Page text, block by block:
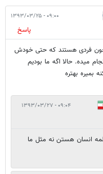
۰۹:۰۰ - ۱۳۹۳/۰۳/۲۵
پاسخ
جون فردی هستند که حتی خودش
میده. حالا اگه ما بودیم
بمیره بهتره
۰۹:۰۴ - ۱۳۹۳/۰۳/۲۷
انسان هستن نه مثل ما